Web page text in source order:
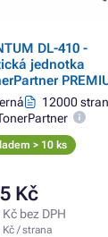
DL-410 -
jednotka
(černá)12000 stran
> 10 ks
Kč
bez DPH
/ strana